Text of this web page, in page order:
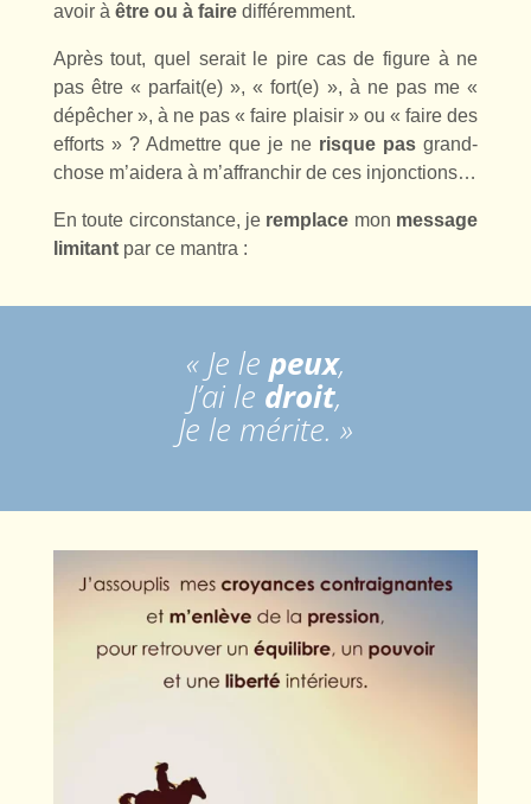
avoir à être ou à fairedifféremment.
Après tout, quel serait le pire cas de figure à ne
pas être « parfait(e) », « fort(e) », à ne pas me «
dépêcher », à ne pas « faire plaisir » ou « faire des
efforts » ? Admettre que je ne risque pas grand-
chose m’aidera à m’affranchir de ces injonctions…
En toute circonstance, je remplace mon message
limitantpar ce mantra :
«Je le peux,
J’ai le droit,
Je le mérite. »